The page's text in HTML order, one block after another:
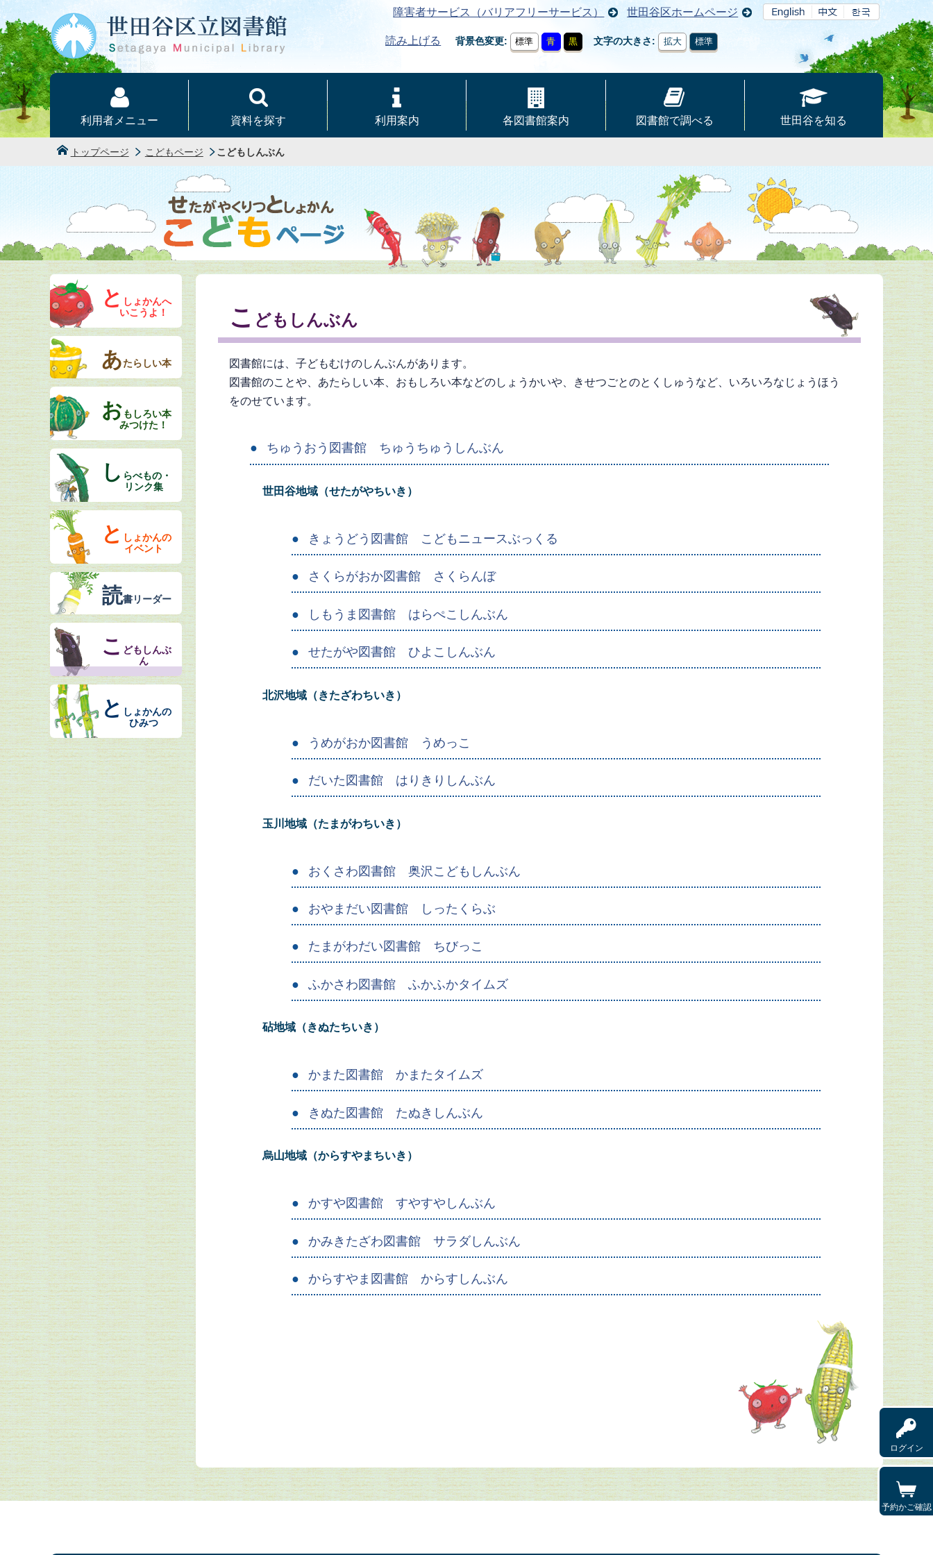
本文へ
障害者サービス（バリアフリーサービス） 世田谷区ホームページ
読み上げる 背景色変更 標準 青 黒 文字の大きさ 拡大 標準
ログイン
予約かご確認
利用者メニュー 資料を探す 利用案内 各図書館案内 図書館で調べる 世田谷を知る
トップページ こどもページ こどもしんぶん
こ どもしんぶん
図書館には、子どもむけのしんぶんがあります。
図書館のことや、あたらしい本、おもしろい本などのしょうかいや、きせつごとのとくしゅうなど、いろいろなじょうほう
をのせています。
ちゅうおう図書館 ちゅうちゅうしんぶん
世田谷地域（せたがやちいき）
きょうどう図書館 こどもニュースぶっくる
さくらがおか図書館 さくらんぼ
しもうま図書館 はらぺこしんぶん
せたがや図書館 ひよこしんぶん
北沢地域（きたざわちいき）
うめがおか図書館 うめっこ
だいた図書館 はりきりしんぶん
玉川地域（たまがわちいき）
おくさわ図書館 奥沢こどもしんぶん
おやまだい図書館 しったくらぶ
たまがわだい図書館 ちびっこ
ふかさわ図書館 ふかふかタイムズ
砧地域（きぬたちいき）
かまた図書館 かまたタイムズ
きぬた図書館 たぬきしんぶん
烏山地域（からすやまちいき）
かすや図書館 すやすやしんぶん
かみきたざわ図書館 サラダしんぶん
からすやま図書館 からすしんぶん
と しょかんへ
いこうよ！
あたらしい本
おもしろい本
みつけた！
し らべもの・
リンク集
と しょかんの
イベント
読書リーダー
こ どもしんぶ
ん
と しょかんの
ひみつ